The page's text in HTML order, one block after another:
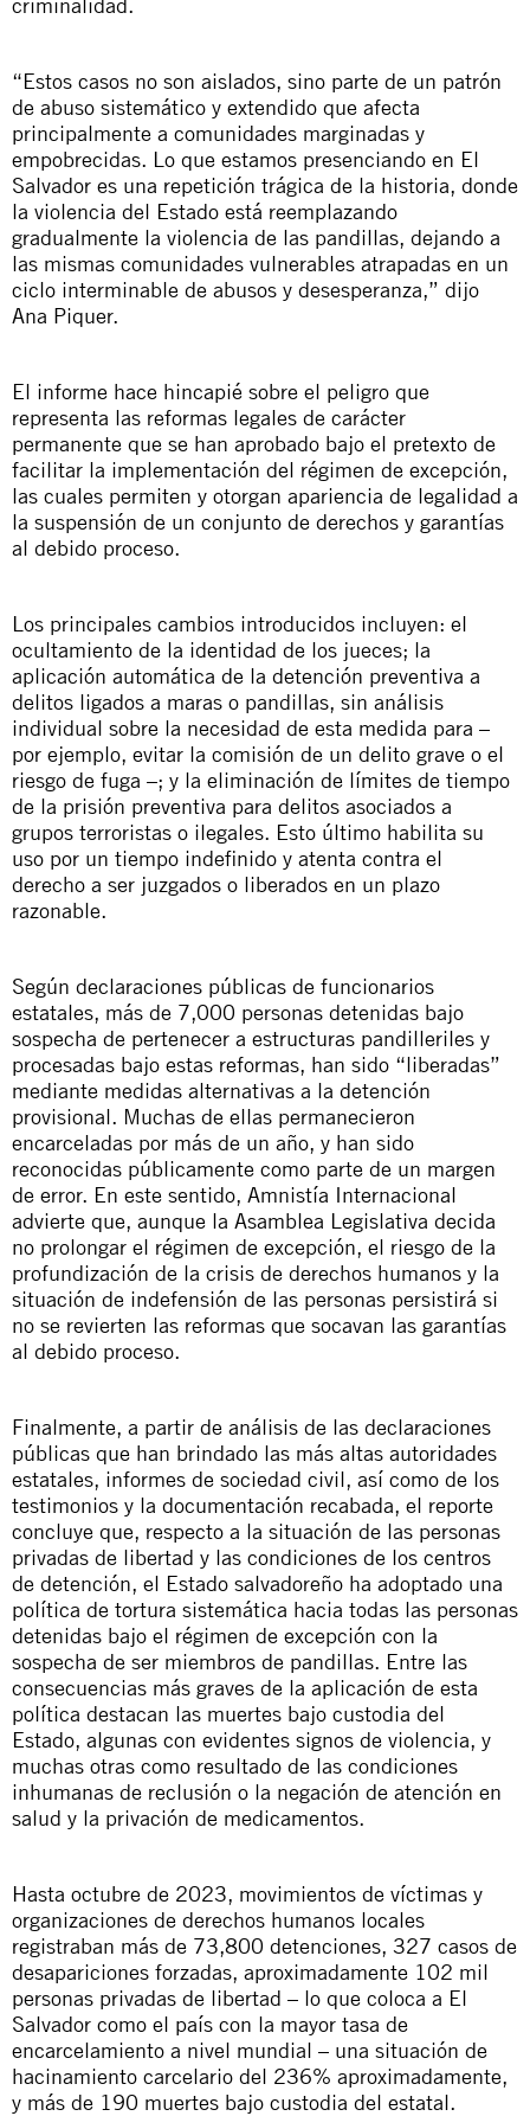
“Estos casos no son aislados, sino parte de un patrón
de abuso sistemático y extendido que afecta
principalmente a comunidades marginadas y
empobrecidas. Lo que estamos presenciando en El
Salvador es una repetición trágica de la historia, donde
la violencia del Estado está reemplazando
gradualmente la violencia de las pandillas, dejando a
las mismas comunidades vulnerables atrapadas en un
ciclo interminable de abusos y desesperanza,” dijo
Ana Piquer.
El informe hace hincapié sobre el peligro que
representa las reformas legales de carácter
permanente que se han aprobado bajo el pretexto de
facilitar la implementación del régimen de excepción,
las cuales permiten y otorgan apariencia de legalidad a
la suspensión de un conjunto de derechos y garantías
al debido proceso.
Los principales cambios introducidos incluyen: el
ocultamiento de la identidad de los jueces; la
aplicación automática de la detención preventiva a
delitos ligados a maras o pandillas, sin análisis
individual sobre la necesidad de esta medida para –
por ejemplo, evitar la comisión de un delito grave o el
riesgo de fuga –; y la eliminación de límites de tiempo
de la prisión preventiva para delitos asociados a
grupos terroristas o ilegales. Esto último habilita su
uso por un tiempo indefinido y atenta contra el
derecho a ser juzgados o liberados en un plazo
razonable.
Según declaraciones públicas de funcionarios
estatales, más de 7,000 personas detenidas bajo
sospecha de pertenecer a estructuras pandilleriles y
procesadas bajo estas reformas, han sido “liberadas”
mediante medidas alternativas a la detención
provisional. Muchas de ellas permanecieron
encarceladas por más de un año, y han sido
reconocidas públicamente como parte de un margen
de error. En este sentido, Amnistía Internacional
advierte que, aunque la Asamblea Legislativa decida
no prolongar el régimen de excepción, el riesgo de la
profundización de la crisis de derechos humanos y la
situación de indefensión de las personas persistirá si
no se revierten las reformas que socavan las garantías
al debido proceso.
Finalmente, a partir de análisis de las declaraciones
públicas que han brindado las más altas autoridades
estatales, informes de sociedad civil, así como de los
testimonios y la documentación recabada, el reporte
concluye que, respecto a la situación de las personas
privadas de libertad y las condiciones de los centros
de detención, el Estado salvadoreño ha adoptado una
política de tortura sistemática hacia todas las personas
detenidas bajo el régimen de excepción con la
sospecha de ser miembros de pandillas. Entre las
consecuencias más graves de la aplicación de esta
política destacan las muertes bajo custodia del
Estado, algunas con evidentes signos de violencia, y
muchas otras como resultado de las condiciones
inhumanas de reclusión o la negación de atención en
salud y la privación de medicamentos.
Hasta octubre de 2023, movimientos de víctimas y
organizaciones de derechos humanos locales
registraban más de 73,800 detenciones, 327 casos de
desapariciones forzadas, aproximadamente 102 mil
personas privadas de libertad – lo que coloca a El
Salvador como el país con la mayor tasa de
encarcelamiento a nivel mundial – una situación de
hacinamiento carcelario del 236% aproximadamente,
y más de 190 muertes bajo custodia del estatal.